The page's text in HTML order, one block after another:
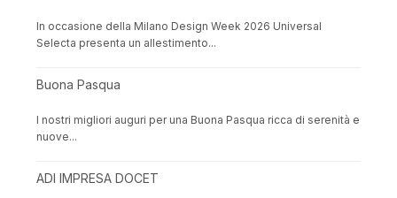
In occasione della Milano Design Week 2026 Universal
Selecta presenta un allestimento...
Buona Pasqua
I nostri migliori auguri per una Buona Pasqua ricca di serenità e
nuove...
ADI IMPRESA DOCET